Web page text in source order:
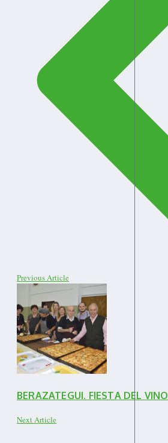
Previous Article
BERAZATEGUI. FIESTA DEL VINO
Next Article